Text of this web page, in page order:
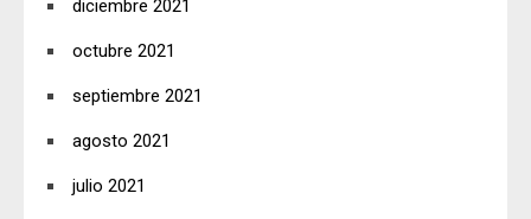
diciembre 2021
octubre 2021
septiembre 2021
agosto 2021
julio 2021